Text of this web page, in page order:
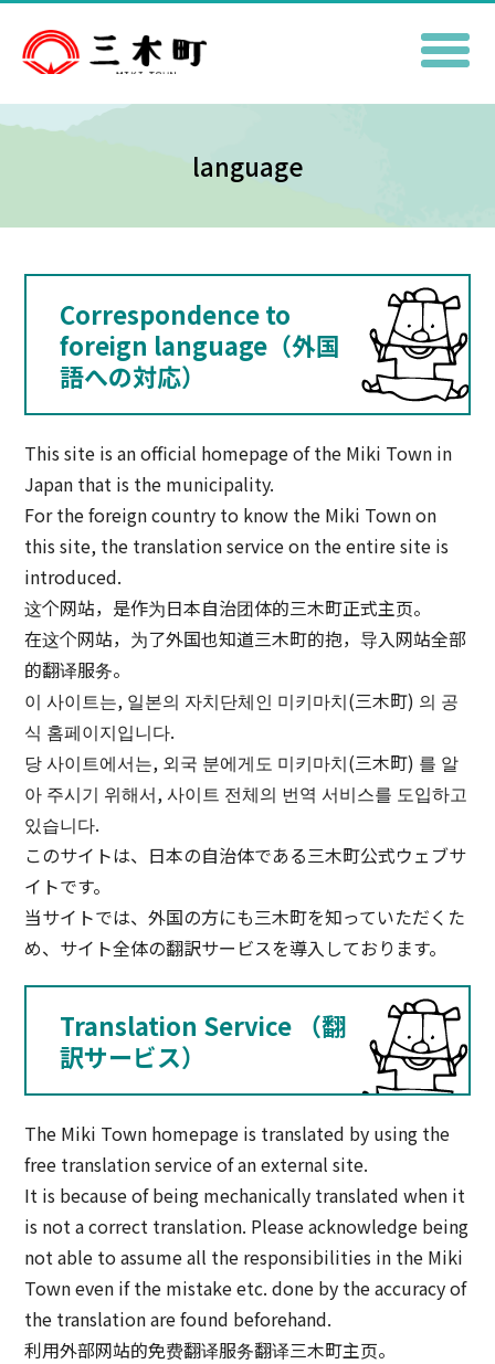
language
Correspondence to
foreign language（外国
語への対応）
This site is an official homepage of the Miki Town in
Japan that is the municipality.
For the foreign country to know the Miki Town on
this site, the translation service on the entire site is
introduced.
这个网站，是作为日本自治团体的三木町正式主页。
在这个网站，为了外国也知道三木町的抱，导入网站全部
的翻译服务。
이 사이트는, 일본의 자치단체인 미키마치(三木町) 의 공
식 홈페이지입니다.
당 사이트에서는, 외국 분에게도 미키마치(三木町) 를 알
아 주시기 위해서, 사이트 전체의 번역 서비스를 도입하고
있습니다.
このサイトは、日本の自治体である三木町公式ウェブサ
イトです。
当サイトでは、外国の方にも三木町を知っていただくた
め、サイト全体の翻訳サービスを導入しております。
Translation Service （翻
訳サービス）
The Miki Town homepage is translated by using the
free translation service of an external site.
It is because of being mechanically translated when it
is not a correct translation. Please acknowledge being
not able to assume all the responsibilities in the Miki
Town even if the mistake etc. done by the accuracy of
the translation are found beforehand.
利用外部网站的免费翻译服务翻译三木町主页。